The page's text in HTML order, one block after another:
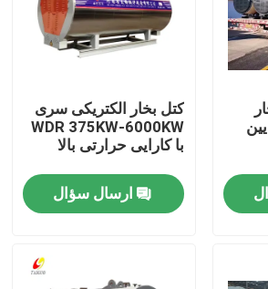
کتل بخار الکتریکی سری
WDR 375KW-6000KW
با کارایی حرارتی بالا
ارسال سؤال